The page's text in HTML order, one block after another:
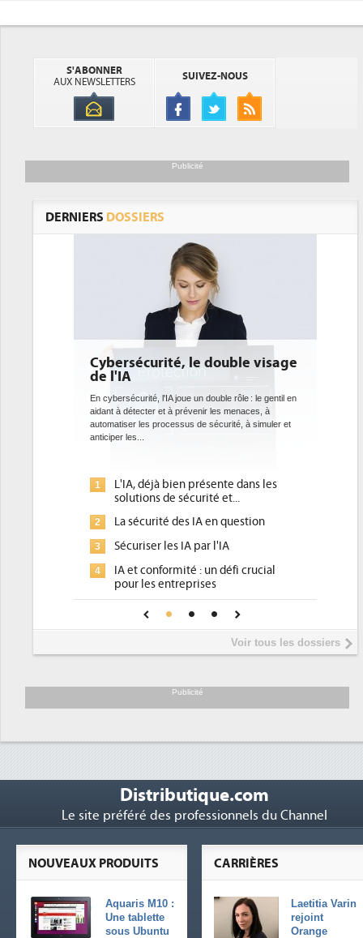
S'ABONNER
AUX NEWSLETTERS
SUIVEZ-NOUS
Publicité
DERNIERS DOSSIERS
double visage
double rôle : le gentil en
sécurité, à simuler et
DEE: l'efficacité énergétique
bientôt une obligation pour les
datacenters
Des datacenters plus durables et plus efficaces, c'est
ce que recherchent les pouvoirs publics européens
avec la mise en oeuvre de la nouvelle Directive sur
1
Qu'est-ce que la DEE (directive
d'efficacité énergétique) ?
2
DEE, une pression administrative
place pour répondre à...
Phocea DC dans les cordes pour la
DEE
Interview de Fabrice Coquio,
président de Digital Realty...
soutient les...
Voir tous les dossiers
Publicité
Distributique.com
Le site préféré des professionnels du Channel
CARRIÈRES
Laetitia Varin
rejoint
Orange
NOUVEAUX PRODUITS
Aquaris M10 :
Une tablette
sous Ubuntu